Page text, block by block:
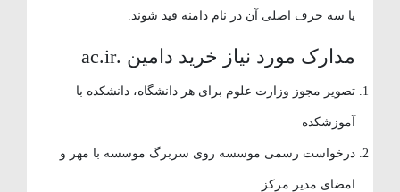
یا سه حرف اصلی آن در نام دامنه قید شوند.
مدارک مورد نیاز خرید دامین .ac.ir
تصویر مجوز وزارت علوم برای هر دانشگاه، دانشکده با
آموزشکده
درخواست رسمی موسسه روی سربرگ موسسه با مهر و
امضای مدیر مرکز